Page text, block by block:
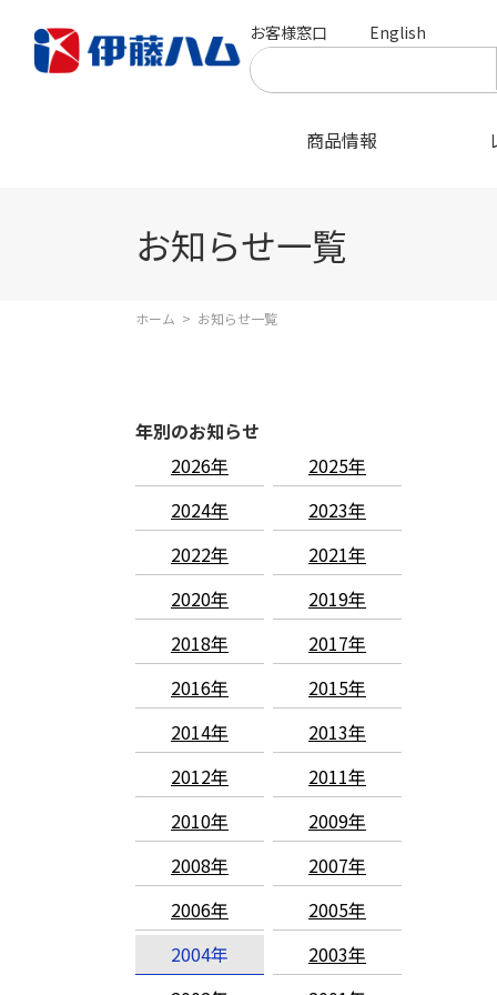
お客様窓口
English
商品情報
お知らせ一覧
ホーム > お知らせ一覧
年別のお知らせ
2026年
2025年
2024年
2023年
2022年
2021年
2020年
2019年
2018年
2017年
2016年
2015年
2014年
2013年
2012年
2011年
2010年
2009年
2008年
2007年
2006年
2005年
2004年
2003年